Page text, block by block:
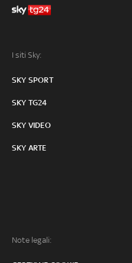
I siti Sky:
SKY SPORT
SKY TG24
SKY VIDEO
SKY ARTE
Note legali: